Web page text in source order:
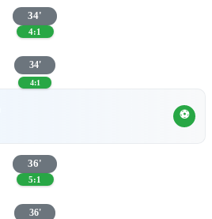
34'
4:1
34'
4:1
⚽
36'
5:1
36'